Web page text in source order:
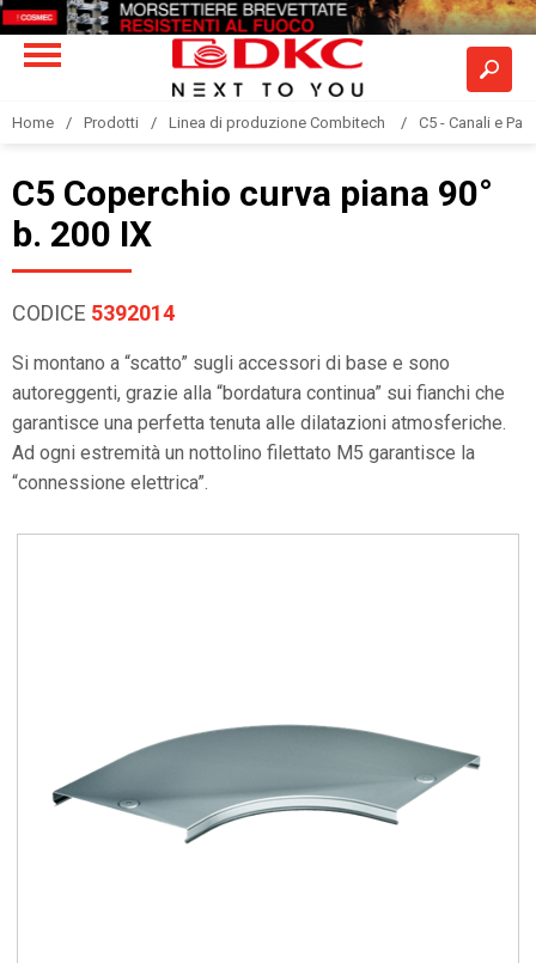
Home Prodotti Linea di produzione Combitech C5 - Canali e
C5 Coperchio curva piana 90°
b. 200 IX
CODICE 5392014
Si montano a “scatto” sugli accessori di base e sono
autoreggenti, grazie alla “bordatura continua” sui fianchi che
garantisce una perfetta tenuta alle dilatazioni atmosferiche.
Ad ogni estremità un nottolino filettato M5 garantisce la
“connessione elettrica”.